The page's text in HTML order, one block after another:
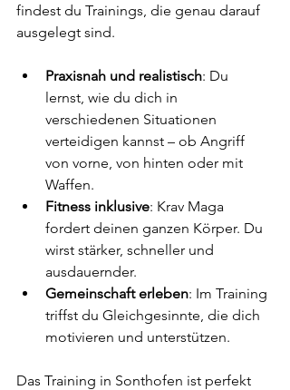
findest du Trainings, die genau darauf
ausgelegt sind.
Praxisnah und realistisch: Du
lernst, wie du dich in
verschiedenen Situationen
verteidigen kannst – ob Angriff
von vorne, von hinten oder mit
Waffen.
Fitness inklusive: Krav Maga
fordert deinen ganzen Körper. Du
wirst stärker, schneller und
ausdauernder.
Gemeinschaft erleben: Im Training
triffst du Gleichgesinnte, die dich
motivieren und unterstützen.
Das Training in Sonthofen ist perfekt